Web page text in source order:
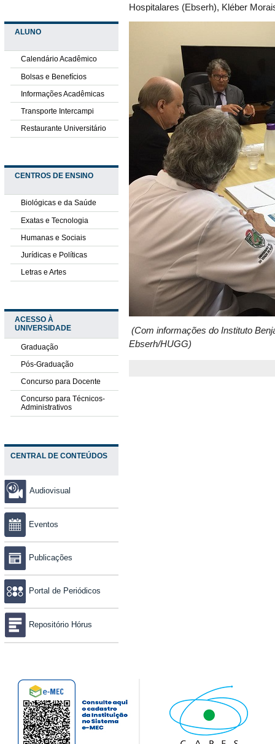
ALUNO
Calendário Acadêmico
Bolsas e Benefícios
Informações Acadêmicas
Transporte Intercampi
Restaurante Universitário
CENTROS DE ENSINO
Biológicas e da Saúde
Exatas e Tecnologia
Humanas e Sociais
Jurídicas e Políticas
Letras e Artes
ACESSO À
UNIVERSIDADE
Graduação
Pós-Graduação
Concurso para Docente
Concurso para Técnicos-
Administrativos
CENTRAL DE CONTEÚDOS
Audiovisual
Eventos
Publicações
Portal de Periódicos
Repositório Hórus
Hospitalares (Ebserh), Kléber
(Com informações do Instituto
Ebserh/HUGG)